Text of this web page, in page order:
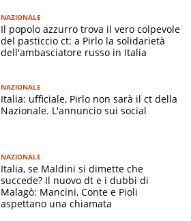
NAZIONALE
Il popolo azzurro trova il vero colpevole
del pasticcio ct: a Pirlo la solidarietà
dell'ambasciatore russo in Italia
NAZIONALE
Italia: ufficiale, Pirlo non sarà il ct della
Nazionale. L'annuncio sui social
NAZIONALE
Italia, se Maldini si dimette che
succede? Il nuovo dt e i dubbi di
Malagò: Mancini, Conte e Pioli
aspettano una chiamata